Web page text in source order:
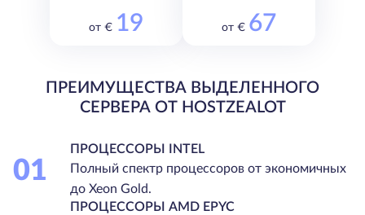
от € 19 от € 67
ПРЕИМУЩЕСТВА ВЫДЕЛЕННОГО
СЕРВЕРА ОТ HOSTZEALOT
01
ПРОЦЕССОРЫ INTEL
Полный спектр процессоров от экономичных
до Xeon Gold.
ПРОЦЕССОРЫ AMD EPYC